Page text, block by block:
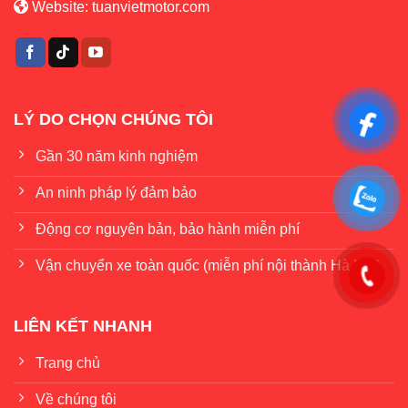
Website: tuanvietmotor.com
LÝ DO CHỌN CHÚNG TÔI
Gần 30 năm kinh nghiệm
An ninh pháp lý đảm bảo
Động cơ nguyên bản, bảo hành miễn phí
Vận chuyển xe toàn quốc (miễn phí nội thành Hà Nội)
LIÊN KẾT NHANH
Trang chủ
Về chúng tôi